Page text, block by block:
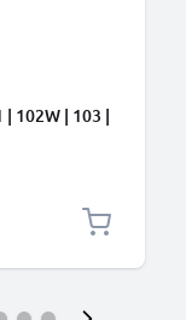
102W | 103 |